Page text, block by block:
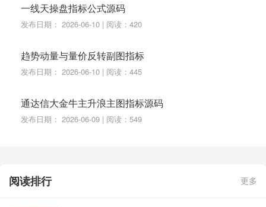
一线天操盘指标公式源码
发布日期： 2026-06-10 | 阅读：420
趋势动量与量价反转副图指标
发布日期： 2026-06-10 | 阅读：445
通达信大金牛主升浪主图指标源码
发布日期： 2026-06-09 | 阅读：549
阅读排行 更多